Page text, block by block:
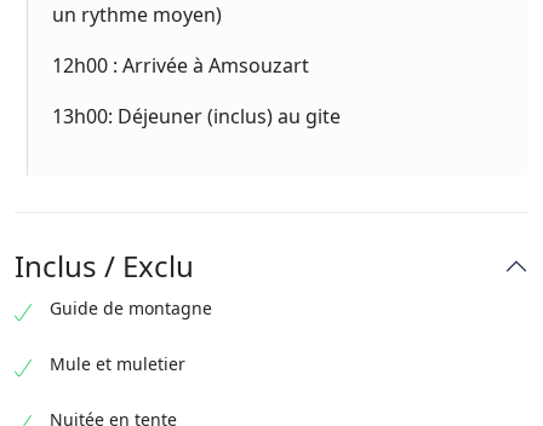
un rythme moyen)
12h00 : Arrivée à Amsouzart
13h00: Déjeuner (inclus) au gite
Inclus / Exclu
Guide de montagne
Mule et muletier
Nuitée en tente